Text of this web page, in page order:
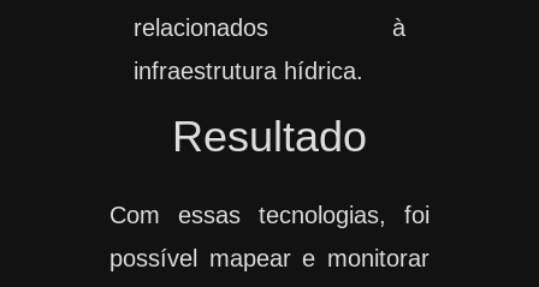
relacionados à
infraestrutura hídrica.
Resultado
Com essas tecnologias, foi
possível mapear e monitorar